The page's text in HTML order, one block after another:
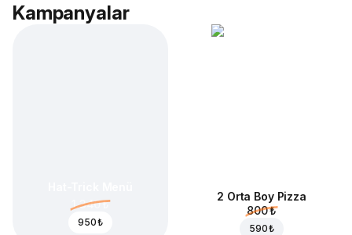
Kampanyalar
1.340 ₺
950 ₺
2 Orta Boy Pizza
800 ₺
590 ₺